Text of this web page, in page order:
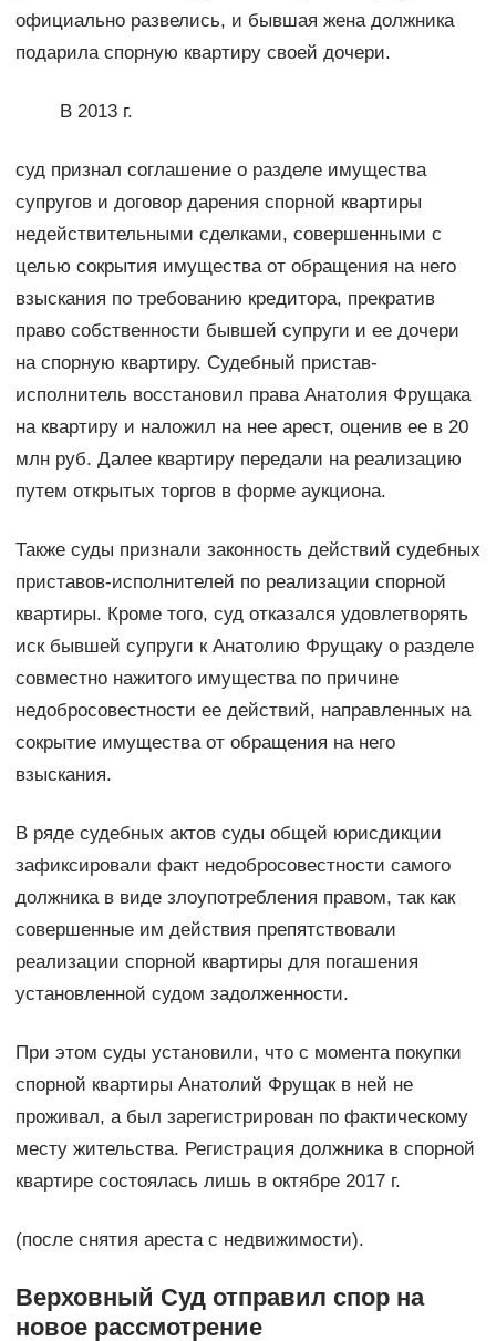
официально развелись, и бывшая жена должника
подарила спорную квартиру своей дочери.
В 2013 г.
суд признал соглашение о разделе имущества
супругов и договор дарения спорной квартиры
недействительными сделками, совершенными с
целью сокрытия имущества от обращения на него
взыскания по требованию кредитора, прекратив
право собственности бывшей супруги и ее дочери
на спорную квартиру. Судебный пристав-
исполнитель восстановил права Анатолия Фрущака
на квартиру и наложил на нее арест, оценив ее в 20
млн руб. Далее квартиру передали на реализацию
путем открытых торгов в форме аукциона.
Также суды признали законность действий судебных
приставов-исполнителей по реализации спорной
квартиры. Кроме того, суд отказался удовлетворять
иск бывшей супруги к Анатолию Фрущаку о разделе
совместно нажитого имущества по причине
недобросовестности ее действий, направленных на
сокрытие имущества от обращения на него
взыскания.
В ряде судебных актов суды общей юрисдикции
зафиксировали факт недобросовестности самого
должника в виде злоупотребления правом, так как
совершенные им действия препятствовали
реализации спорной квартиры для погашения
установленной судом задолженности.
При этом суды установили, что с момента покупки
спорной квартиры Анатолий Фрущак в ней не
проживал, а был зарегистрирован по фактическому
месту жительства. Регистрация должника в спорной
квартире состоялась лишь в октябре 2017 г.
(после снятия ареста с недвижимости).
Верховный Суд отправил спор на
новое рассмотрение